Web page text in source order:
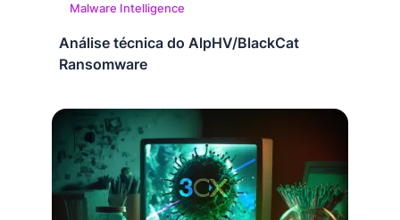
Malware Intelligence
Análise técnica do AlpHV/BlackCat
Ransomware